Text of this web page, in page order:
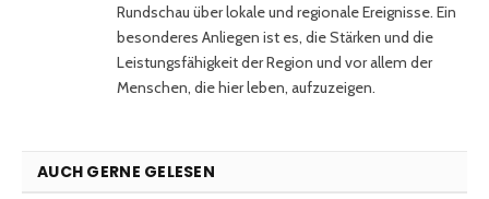
Rundschau über lokale und regionale Ereignisse. Ein
besonderes Anliegen ist es, die Stärken und die
Leistungsfähigkeit der Region und vor allem der
Menschen, die hier leben, aufzuzeigen.
AUCH GERNE GELESEN